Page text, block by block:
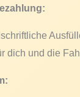
dich und die